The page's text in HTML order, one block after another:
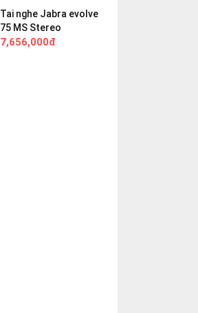
Tai nghe Jabra evolve
75 MS Stereo
7,656,000đ